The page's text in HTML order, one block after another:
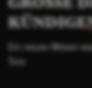
Ein neues Wesen
Tore